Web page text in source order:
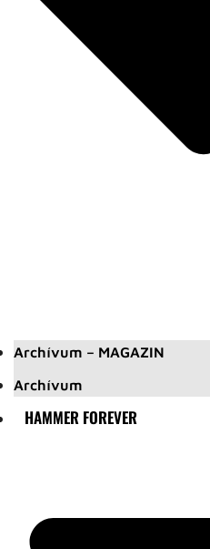
Archívum – MAGAZIN
Archívum
HAMMER FOREVER